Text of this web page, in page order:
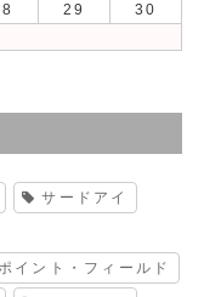
29
30
サードアイ
イント・フィールド